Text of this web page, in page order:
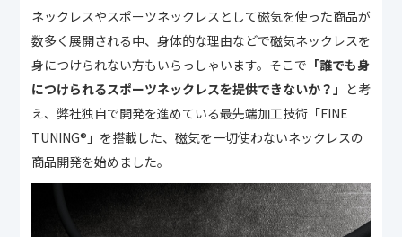
ネックレスやスポーツネックレスとして磁気を使った商品が
数多く展開される中、身体的な理由などで磁気ネックレスを
身につけられない方もいらっしゃいます。そこで 「誰でも身
につけられるスポーツネックレスを提供できないか？」 と考
え、弊社独自で開発を進めている最先端加工技術「FINE
TUNING®︎」を搭載した、磁気を一切使わないネックレスの
商品開発を始めました。